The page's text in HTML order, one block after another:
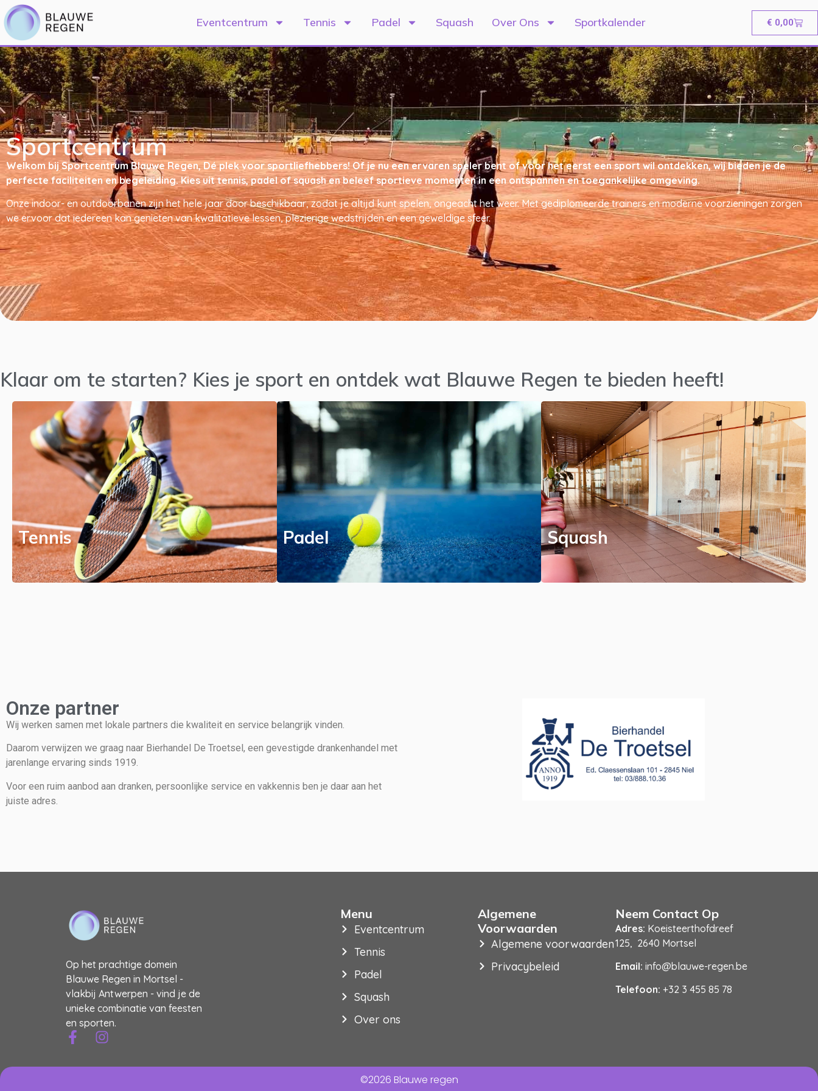
Eventcentrum Tennis Padel Squash Over Ons Sportkalender € 0,00
Sportcentrum
Welkom bij Sportcentrum Blauwe Regen, Dé plek voor sportliefhebbers! Of je nu een ervaren speler bent of voor het eerst een sport wil ontdekken, wij bieden je de
perfecte faciliteiten en begeleiding. Kies uit tennis, padel of squash en beleef sportieve momenten in een ontspannen en toegankelijke omgeving.
Onze indoor- en outdoorbanen zijn het hele jaar door beschikbaar, zodat je altijd kunt spelen, ongeacht het weer. Met gediplomeerde trainers en moderne voorzieningen zorgen
we ervoor dat iedereen kan genieten van kwalitatieve lessen, plezierige wedstrijden en een geweldige sfeer.
Klaar om te starten? Kies je sport en ontdek wat Blauwe Regen te bieden heeft!
Tennis Padel Squash
Onze partner
Wij werken samen met lokale partners die kwaliteit en service belangrijk vinden.
Daarom verwijzen we graag naar Bierhandel De Troetsel, een gevestigde drankenhandel met
jarenlange ervaring sinds 1919.
Voor een ruim aanbod aan dranken, persoonlijke service en vakkennis ben je daar aan het
juiste adres.
Op het prachtige domein
Blauwe Regen in Mortsel -
vlakbij Antwerpen - vind je de
unieke combinatie van feesten
en sporten.
Menu
Eventcentrum
Tennis
Padel
Squash
Over ons
Algemene
Voorwaarden
Algemene voorwaarden
Privacybeleid
Neem Contact Op
Adres: Koeisteerthofdreef
125, 2640 Mortsel
Email: info@blauwe-regen.be
Telefoon: +32 3 455 85 78
©2026 Blauwe regen